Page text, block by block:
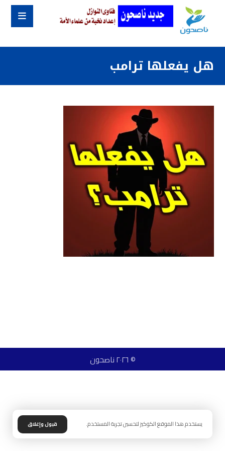
هل يفعلها ترامب
© ٢٠٢٦ ناصحون
يستخدم هذا الموقع الكوكيز لتحسين تجربة المستخدم. قبول وإغلاق